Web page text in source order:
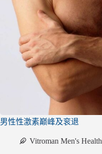
男性性激素巅峰及衮退
Vitroman Men's Health